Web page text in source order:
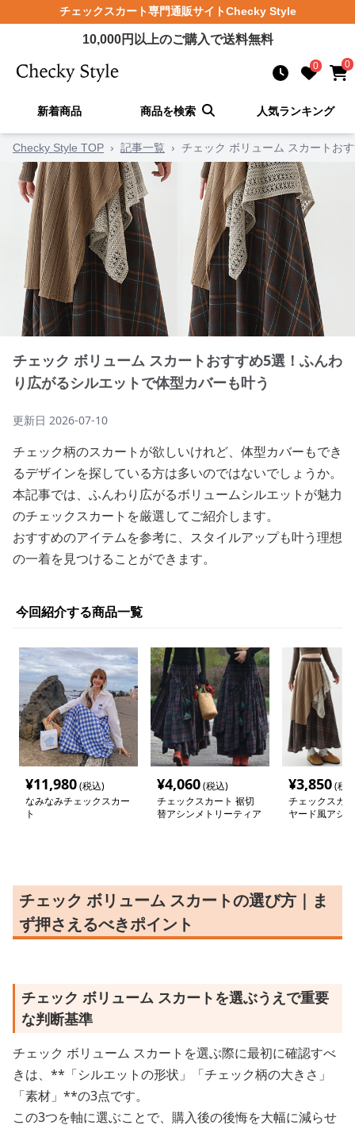
チェックスカート専門通販サイトChecky Style
10,000円以上のご購入で送料無料
0 0
新着商品 商品を検索 人気ランキング
Checky Style TOP › 記事一覧 › チェック ボリューム スカートお
チェック ボリューム スカートおすすめ5選！ふんわ
り広がるシルエットで体型カバーも叶う
更新日 2026-07-10
チェック柄のスカートが欲しいけれど、体型カバーもでき
るデザインを探している方は多いのではないでしょうか。
本記事では、ふんわり広がるボリュームシルエットが魅力
のチェックスカートを厳選してご紹介します。
おすすめのアイテムを参考に、スタイルアップも叶う理想
の一着を見つけることができます。
今回紹介する商品一覧
¥11,980(税込)
なみなみチェックスカー
ト
¥4,060(税込)
チェックスカート 裾切
替アシンメトリーティア
¥3,850(税
チェックスカ
ヤード風アシ
チェック ボリューム スカートの選び方｜ま
ず押さえるべきポイント
チェック ボリューム スカートを選ぶうえで重要
な判断基準
チェック ボリューム スカートを選ぶ際に最初に確認すべ
きは、**「シルエットの形状」「チェック柄の大きさ」
「素材」**の3点です。
この3つを軸に選ぶことで、購入後の後悔を大幅に減らせ